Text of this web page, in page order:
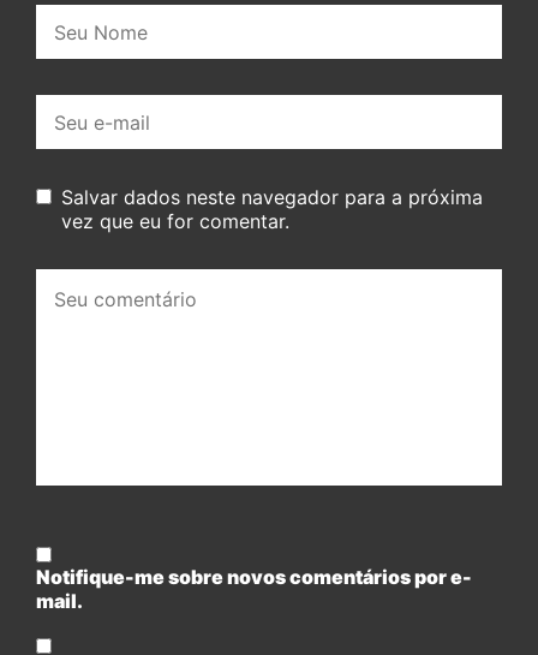
mail:
Salvar dados neste navegador para a próxima
vez que eu for comentar.
comentário:
Notifique-me sobre novos comentários por e-
mail.